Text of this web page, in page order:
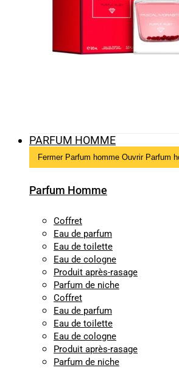
PARFUM HOMME
Fermer Parfum homme Ouvrir Parfum
Parfum Homme
Coffret
Eau de parfum
Eau de toilette
Eau de cologne
Produit après-rasage
Parfum de niche
Coffret
Eau de parfum
Eau de toilette
Eau de cologne
Produit après-rasage
Parfum de niche